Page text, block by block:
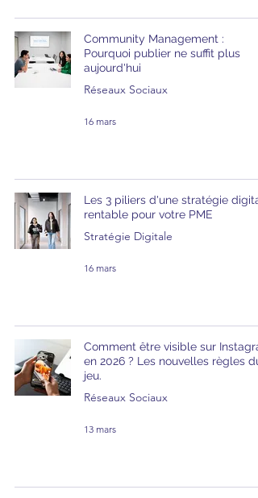
Community Management :
Pourquoi publier ne suffit plus
aujourd'hui
Réseaux Sociaux
16 mars
Les 3 piliers d'une stratégie
rentable pour votre PME
Stratégie Digitale
16 mars
Comment être visible sur
en 2026 ? Les nouvelles règles du
jeu.
Réseaux Sociaux
13 mars